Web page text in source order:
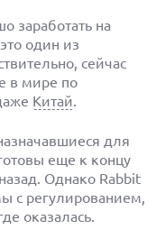
заработать на
один из
сейчас
в мире по
Китай.
для
еще к концу
Однако Rabbit
с регулированием,
оказалась.